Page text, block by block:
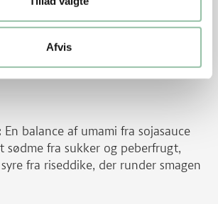
Afvis
aftenen før, hæld vandet fra og
minutter kortere end anvisningen
En balance af umami fra sojasauce
sødme fra sukker og peberfrugt,
fra riseddike, der runder smagen